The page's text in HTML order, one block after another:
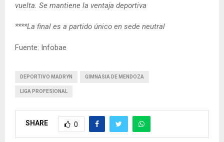
vuelta. Se mantiene la ventaja deportiva
****La final es a partido único en sede neutral
Fuente: Infobae
DEPORTIVO MADRYN GIMNASIA DE MENDOZA
LIGA PROFESIONAL
SHARE 0